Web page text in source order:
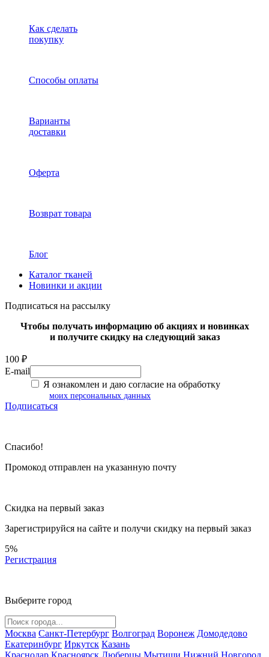
Как сделать
покупку
Способы оплаты
Варианты
доставки
Оферта
Возврат товара
Блог
Каталог тканей
Новинки и акции
Подписаться на рассылку
Чтобы получать информацию об акциях и новинках
и получите скидку на следующий заказ
100 ₽
E-mail
Я ознакомлен и даю согласие на обработку
моих персональных данных
Подписаться
Спасибо!
Промокод отправлен на указанную почту
Скидка на первый заказ
Зарегистрируйся на сайте и получи скидку на первый заказ
5%
Регистрация
Выберите город
Москва Санкт-Петербург Волгоград Воронеж Домодедово
Екатеринбург Иркутск Казань
Краснодар Красноярск Люберцы Мытищи Нижний Новгород